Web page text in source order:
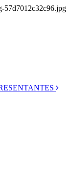
57d7012c32c96.jpg